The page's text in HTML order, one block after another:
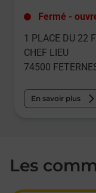
Fermé -
1 PLACE DU 22
CHEF LIEU
74500
En savoir plus
Les